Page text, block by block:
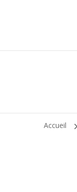
Accueil